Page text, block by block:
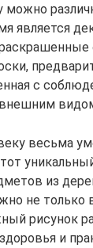
можно
является
с
весьма
из
не только
рисунок
и